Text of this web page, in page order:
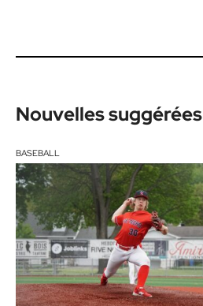
Nouvelles suggérées
BASEBALL